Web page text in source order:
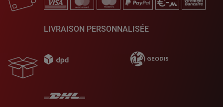
LIVRAISON PERSONNALISÉE